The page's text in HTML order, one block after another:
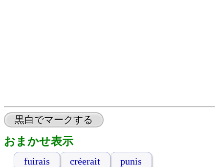
黒白でマークする
おまかせ表示
fuirais créerait
punis